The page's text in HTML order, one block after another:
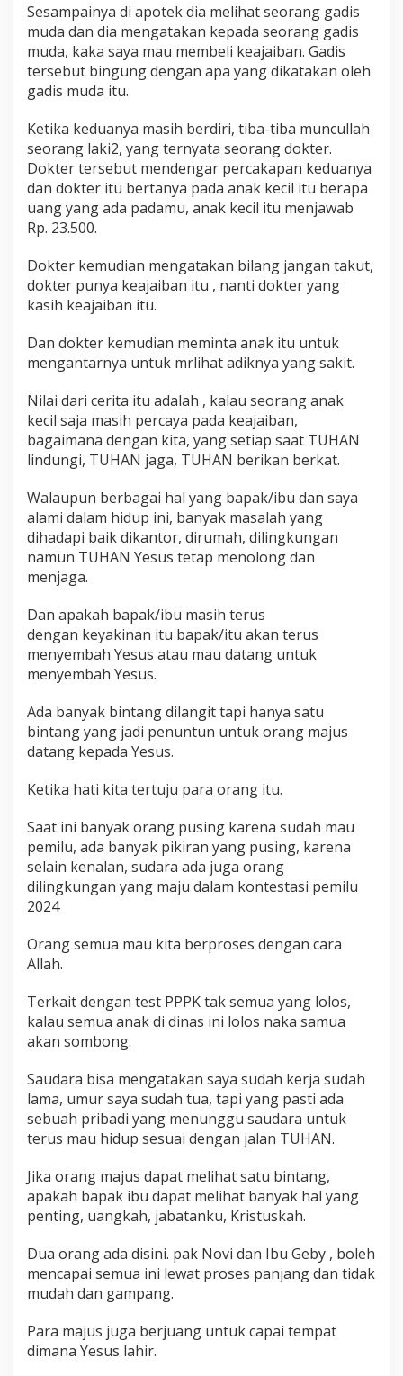
Sesampainya di apotek dia melihat seorang gadis
muda dan dia mengatakan kepada seorang gadis
muda, kaka saya mau membeli keajaiban. Gadis
tersebut bingung dengan apa yang dikatakan oleh
gadis muda itu.
Ketika keduanya masih berdiri, tiba-tiba muncullah
seorang laki2, yang ternyata seorang dokter.
Dokter tersebut mendengar percakapan keduanya
dan dokter itu bertanya pada anak kecil itu berapa
uang yang ada padamu, anak kecil itu menjawab
Rp. 23.500.
Dokter kemudian mengatakan bilang jangan takut,
dokter punya keajaiban itu , nanti dokter yang
kasih keajaiban itu.
Dan dokter kemudian meminta anak itu untuk
mengantarnya untuk mrlihat adiknya yang sakit.
Nilai dari cerita itu adalah , kalau seorang anak
kecil saja masih percaya pada keajaiban,
bagaimana dengan kita, yang setiap saat TUHAN
lindungi, TUHAN jaga, TUHAN berikan berkat.
Walaupun berbagai hal yang bapak/ibu dan saya
alami dalam hidup ini, banyak masalah yang
dihadapi baik dikantor, dirumah, dilingkungan
namun TUHAN Yesus tetap menolong dan
menjaga.
Dan apakah bapak/ibu masih terus
dengan keyakinan itu bapak/itu akan terus
menyembah Yesus atau mau datang untuk
menyembah Yesus.
Ada banyak bintang dilangit tapi hanya satu
bintang yang jadi penuntun untuk orang majus
datang kepada Yesus.
Ketika hati kita tertuju para orang itu.
Saat ini banyak orang pusing karena sudah mau
pemilu, ada banyak pikiran yang pusing, karena
selain kenalan, sudara ada juga orang
dilingkungan yang maju dalam kontestasi pemilu
2024
Orang semua mau kita berproses dengan cara
Allah.
Terkait dengan test PPPK tak semua yang lolos,
kalau semua anak di dinas ini lolos naka samua
akan sombong.
Saudara bisa mengatakan saya sudah kerja sudah
lama, umur saya sudah tua, tapi yang pasti ada
sebuah pribadi yang menunggu saudara untuk
terus mau hidup sesuai dengan jalan TUHAN.
Jika orang majus dapat melihat satu bintang,
apakah bapak ibu dapat melihat banyak hal yang
penting, uangkah, jabatanku, Kristuskah.
Dua orang ada disini. pak Novi dan Ibu Geby , boleh
mencapai semua ini lewat proses panjang dan tidak
mudah dan gampang.
Para majus juga berjuang untuk capai tempat
dimana Yesus lahir.